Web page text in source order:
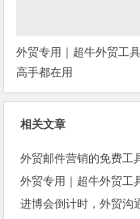
外贸专用｜超牛外贸工
高手都在用
相关文章
外贸专用｜超牛外贸工